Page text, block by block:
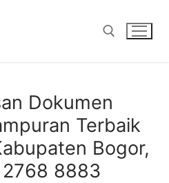
Dokumen
Terbaik
Bogor,
8883